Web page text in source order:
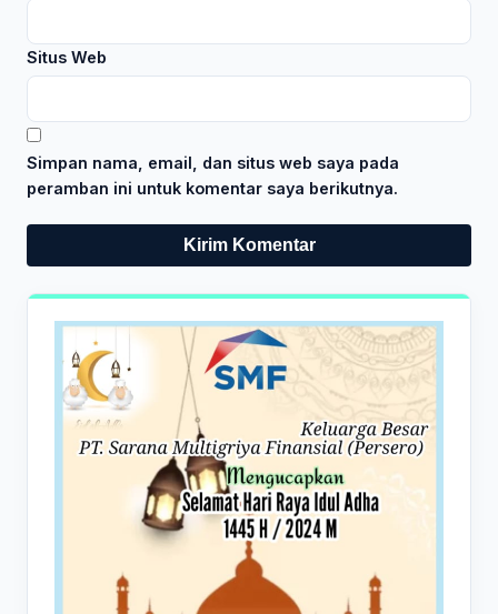
Situs Web
Simpan nama, email, dan situs web saya pada
peramban ini untuk komentar saya berikutnya.